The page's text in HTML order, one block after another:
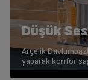
Düşük
Arçelik
yaparak konfor